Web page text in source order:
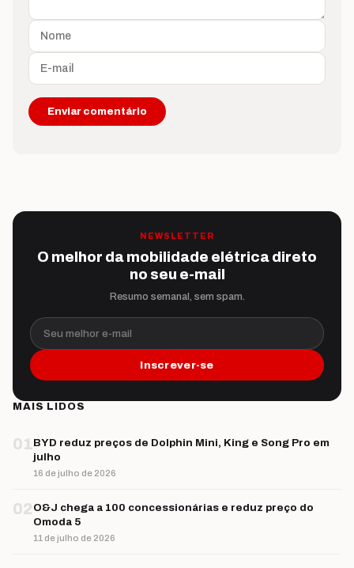
NEWSLETTER
O melhor da mobilidade elétrica direto
no seu e-mail
Resumo semanal, sem spam.
Seu melhor e-mail
Inscrever-se
MAIS LIDOS
01BYD reduz preços de Dolphin Mini, King e Song Pro em
julho
16 de julho de 2026
02 O&J chega a 100 concessionárias e reduz preço do
Omoda 5
11 de julho de 2026